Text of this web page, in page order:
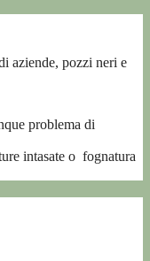
aziende, pozzi neri e
problema di
intasate o fognatura